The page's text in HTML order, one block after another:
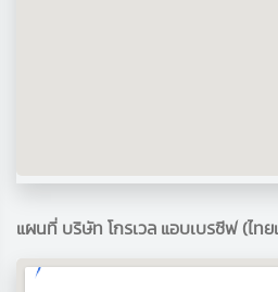
แผนที่ บริษัท โกรเวล แอบเบรซีฟ (ไท